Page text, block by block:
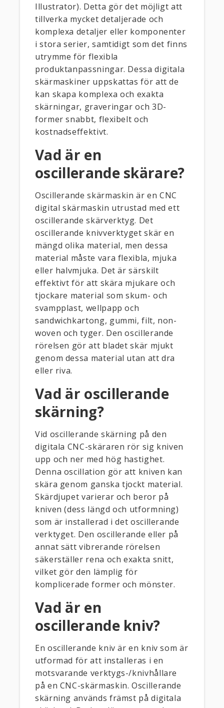
Illustrator). Detta gör det möjligt att
tillverka mycket detaljerade och
komplexa detaljer eller komponenter
i stora serier, samtidigt som det finns
utrymme för flexibla
produktanpassningar. Dessa digitala
skärmaskiner uppskattas för att de
kan skapa komplexa och exakta
skärningar, graveringar och 3D-
former snabbt, flexibelt och
kostnadseffektivt.
Vad är en
oscillerande skärare?
Oscillerande skärmaskin är en CNC
digital skärmaskin utrustad med ett
oscillerande skärverktyg. Det
oscillerande knivverktyget skär en
mängd olika material, men dessa
material måste vara flexibla, mjuka
eller halvmjuka. Det är särskilt
effektivt för att skära mjukare och
tjockare material som skum- och
svampplast, wellpapp och
sandwichkartong, gummi, filt, non-
woven och tyger. Den oscillerande
rörelsen gör att bladet skär mjukt
genom dessa material utan att dra
eller riva.
Vad är oscillerande
skärning?
Vid oscillerande skärning på den
digitala CNC-skäraren rör sig kniven
upp och ner med hög hastighet.
Denna oscillation gör att kniven kan
skära genom ganska tjockt material.
Skärdjupet varierar och beror på
kniven (dess längd och utformning)
som är installerad i det oscillerande
verktyget. Den oscillerande eller på
annat sätt vibrerande rörelsen
säkerställer rena och exakta snitt,
vilket gör den lämplig för
komplicerade former och mönster.
Vad är en
oscillerande kniv?
En oscillerande kniv är en kniv som är
utformad för att installeras i en
motsvarande verktygs-/knivhållare
på en CNC-skärmaskin. Oscillerande
skärning används främst på digitala